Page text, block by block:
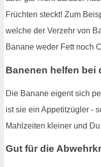
Früchten steckt! Zum
welche der Verzehr von
Banane weder Fett noch
Banenen helfen bei
Die Banane eigent sich
ist sie ein Appetitzügler -
Mahlzeiten kleiner und
Gut für die